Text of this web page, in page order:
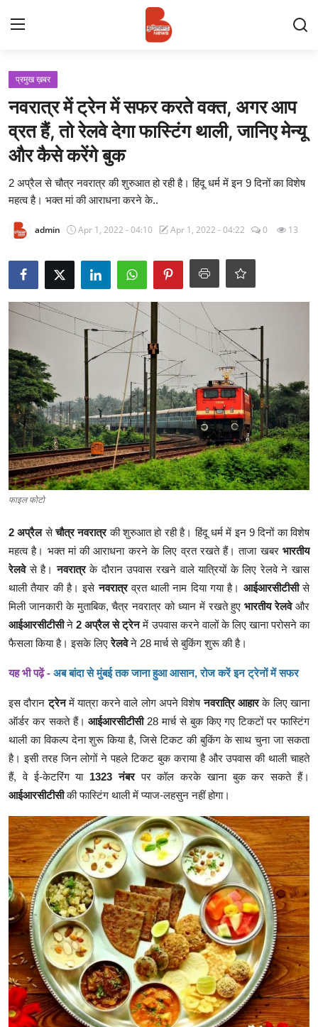
Login
Contact
प्रमुख ख़बर
अपना शहर
राज्य
बुन्देलखण्ड
स्पोर्ट्स
मनोरंजन
गैलरी
प्रमुख ख़बर
नवरात्र में ट्रेन में सफर करते वक्त, अगर आप
व्रत हैं, तो रेलवे देगा फास्टिंग थाली, जानिए मेन्यू
और कैसे करेंगे बुक
2 अप्रैल से चौत्र नवरात्र की शुरुआत हो रही है। हिंदू धर्म में इन 9 दिनों का विशेष
महत्व है। भक्त मां की आराधना करने के..
admin Apr 1, 2022 - 04:10 Apr 1, 2022 - 04:22 0 13
फाइल फोटो
2 अप्रैलसेचौत्र नवरात्रकी शुरुआत हो रही है। हिंदू धर्म में इन 9 दिनों का विशेष
महत्व है। भक्त मां की आराधना करने के लिए व्रत रखते हैं। ताजा खबर भारतीय
रेलवेसे है।नवरात्रके दौरान उपवास रखने वाले यात्रियों के लिए रेलवे ने खास
थाली तैयार की है। इसेनवरात्रव्रत थाली नाम दिया गया है। आईआरसीटीसीसे
मिली जानकारी के मुताबिक, चैत्र नवरात्र को ध्यान में रखते हुएभारतीय रेलवेऔर
आईआरसीटीसीने2 अप्रैल से ट्रेनमें उपवास करने वालों के लिए खाना परोसने का
फैसला किया है। इसके लिएरेलवेने 28 मार्च से बुकिंग शुरू की है।
यह भी पढ़ें - अब बांदा से मुंबई तक जाना हुआ आसान, रोज करें इन ट्रेनों में सफर
इस दौरानट्रेनमें यात्रा करने वाले लोग अपने विशेषनवरात्रि आहारके लिए खाना
ऑर्डर कर सकते हैं।आईआरसीटीसी28 मार्च से बुक किए गए टिकटों पर फास्टिंग
थाली का विकल्प देना शुरू किया है, जिसे टिकट की बुकिंग के साथ चुना जा सकता
है। इसी तरह जिन लोगों ने पहले टिकट बुक कराया है और उपवास की थाली चाहते
हैं, वे ई-केटरिंग या 1323 नंबरपर कॉल करके खाना बुक कर सकते हैं।
आईआरसीटीसीकी फास्टिंग थाली में प्याज-लहसुन नहीं होगा।